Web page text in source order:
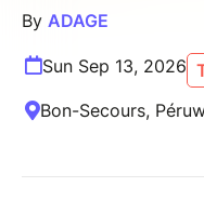
By ADAGE
Sun Sep 13, 2026
Bon-Secours,